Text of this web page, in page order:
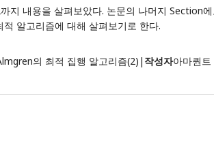
지 내용을 살펴보았다. 논문의 나머지 Section
알고리즘에 대해 살펴보기로 한다.
의 최적 집행 알고리즘(2) | 작성자아마퀀트